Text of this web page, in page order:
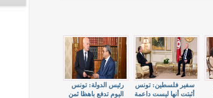
رئيس الدولة: تونس
اليوم تدفع باهظا ثمن
سفير فلسطين: تونس
أثبتت أنها ليست داعمة